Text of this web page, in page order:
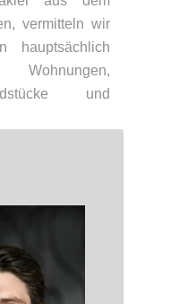
vermitteln wir
hauptsächlich
Wohnungen,
und